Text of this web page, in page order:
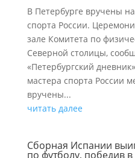
В Петербурге вручены
спорта России.
зале Комитета по
Северной столицы,
«Петербургский
мастера спорта России
вручены...
читать далее
Сборная Испании
по футболу, победив